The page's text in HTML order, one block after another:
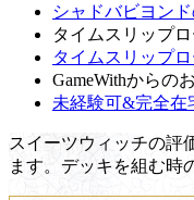
シャドバビヨン
タイムスリップ
タイムスリップ
GameWithからの
未経験可&完全在
スイーツウィッチの評
ます。デッキを組む時